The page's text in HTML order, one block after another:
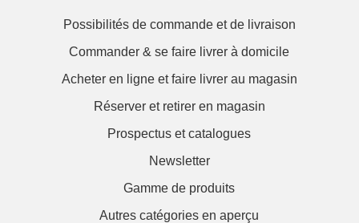
Possibilités de commande et de livraison
Commander & se faire livrer à domicile
Acheter en ligne et faire livrer au magasin
Réserver et retirer en magasin
Prospectus et catalogues
Newsletter
Gamme de produits
Autres catégories en aperçu